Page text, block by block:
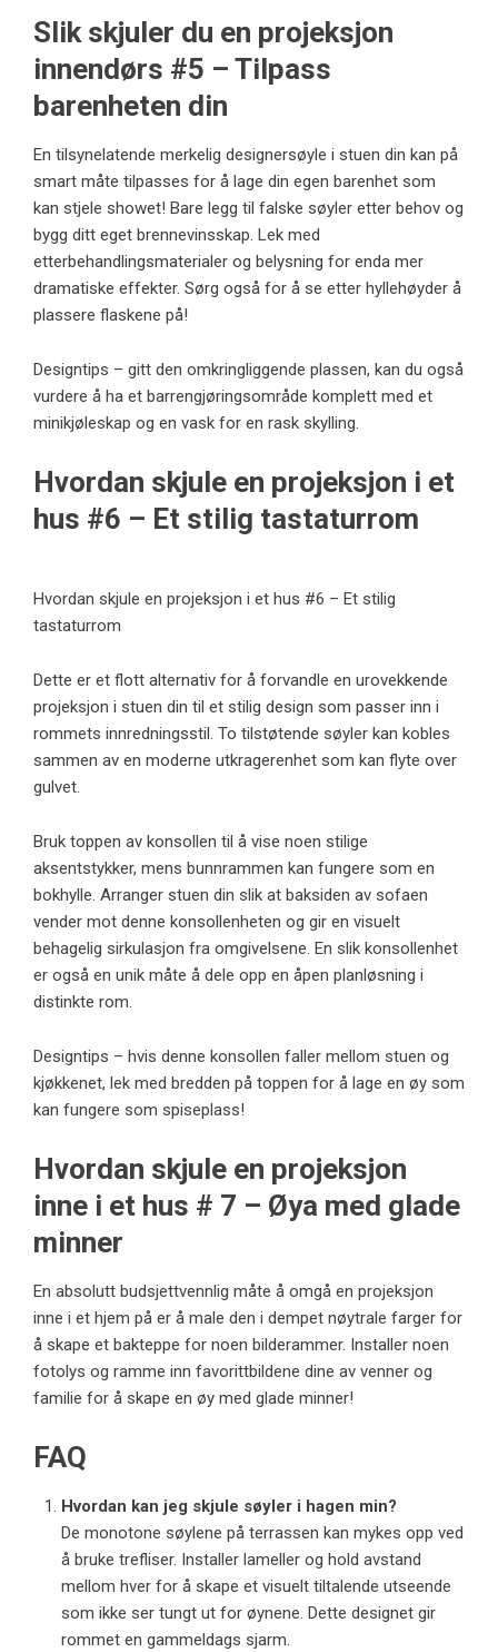
Slik skjuler du en projeksjon
innendørs #5 – Tilpass
barenheten din
En tilsynelatende merkelig designersøyle i stuen din kan på
smart måte tilpasses for å lage din egen barenhet som
kan stjele showet! Bare legg til falske søyler etter behov og
bygg ditt eget brennevinsskap. Lek med
etterbehandlingsmaterialer og belysning for enda mer
dramatiske effekter. Sørg også for å se etter hyllehøyder å
plassere flaskene på!
Designtips – gitt den omkringliggende plassen, kan du også
vurdere å ha et barrengjøringsområde komplett med et
minikjøleskap og en vask for en rask skylling.
Hvordan skjule en projeksjon i et
hus #6 – Et stilig tastaturrom
Hvordan skjule en projeksjon i et hus #6 – Et stilig
tastaturrom
Dette er et flott alternativ for å forvandle en urovekkende
projeksjon i stuen din til et stilig design som passer inn i
rommets innredningsstil. To tilstøtende søyler kan kobles
sammen av en moderne utkragerenhet som kan flyte over
gulvet.
Bruk toppen av konsollen til å vise noen stilige
aksentstykker, mens bunnrammen kan fungere som en
bokhylle. Arranger stuen din slik at baksiden av sofaen
vender mot denne konsollenheten og gir en visuelt
behagelig sirkulasjon fra omgivelsene. En slik konsollenhet
er også en unik måte å dele opp en åpen planløsning i
distinkte rom.
Designtips – hvis denne konsollen faller mellom stuen og
kjøkkenet, lek med bredden på toppen for å lage en øy som
kan fungere som spiseplass!
Hvordan skjule en projeksjon
inne i et hus # 7 – Øya med glade
minner
En absolutt budsjettvennlig måte å omgå en projeksjon
inne i et hjem på er å male den i dempet nøytrale farger for
å skape et bakteppe for noen bilderammer. Installer noen
fotolys og ramme inn favorittbildene dine av venner og
familie for å skape en øy med glade minner!
FAQ
Hvordan kan jeg skjule søyler i hagen min?
De monotone søylene på terrassen kan mykes opp ved
å bruke trefliser. Installer lameller og hold avstand
mellom hver for å skape et visuelt tiltalende utseende
som ikke ser tungt ut for øynene. Dette designet gir
rommet en gammeldags sjarm.